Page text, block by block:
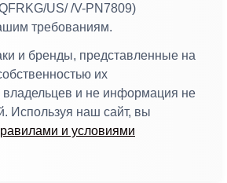
US/ /V-PN7809)
требованиям.
и бренды, представленные на
их
владельцев и не информация не
Используя наш сайт, вы
и условиями